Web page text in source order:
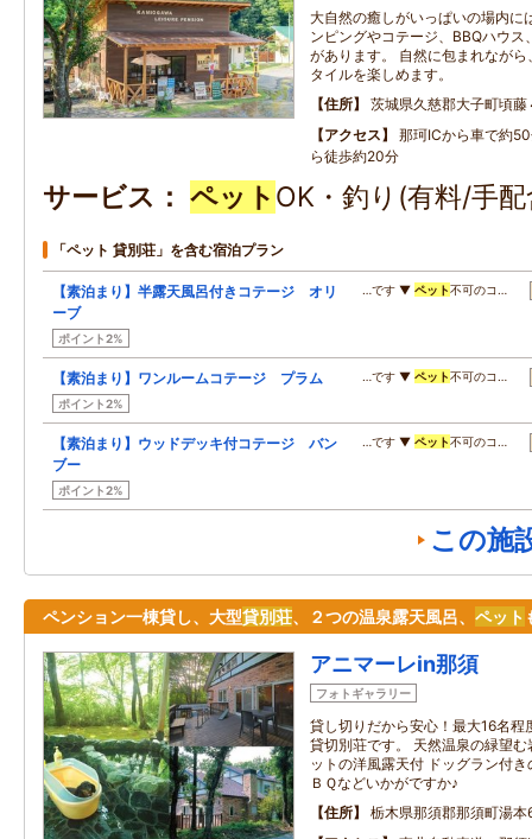
大自然の癒しがいっぱいの場内に
ンピングやコテージ、BBQハウ
があります。 自然に包まれなが
タイルを楽しめます。
住所
茨城県久慈郡大子町頃藤
アクセス
那珂ICから車で約
ら徒歩約20分
サービス ペット OK・釣り(有料/手
「ペット 貸別荘」を含む宿泊プラン
【素泊まり】半露天風呂付きコテージ オリ
ーブ
ポイント2%
…です ▼ ペット不可のコ…
【素泊まり】ワンルームコテージ プラム
ポイント2%
…です ▼ ペット不可のコ…
【素泊まり】ウッドデッキ付コテージ バン
ブー
ポイント2%
…です ▼ ペット不可のコ…
この施
ペンション一棟貸し、大型貸別荘、２つの温泉露天風呂、 ペット
アニマーレin那須
フォトギャラリー
貸し切りだから安心！最大16名程
貸切別荘です。 天然温泉の緑望
ットの洋風露天付 ドッグラン付
ＢＱなどいかがですか♪
住所
栃木県那須郡那須町湯